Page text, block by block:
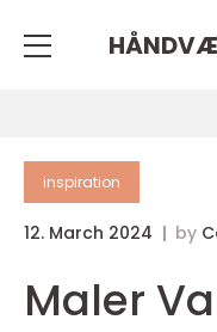
inspiration
12. March 2024 by
Maler